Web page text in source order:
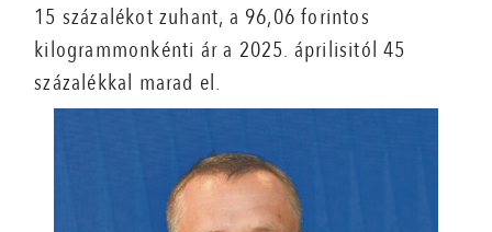
15 százalékot zuhant, a 96,06 forintos
kilogrammonkénti ár a 2025. áprilisitól 45
százalékkal marad el.